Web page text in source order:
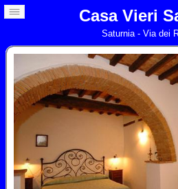
Casa Vieri
Saturnia - Via dei